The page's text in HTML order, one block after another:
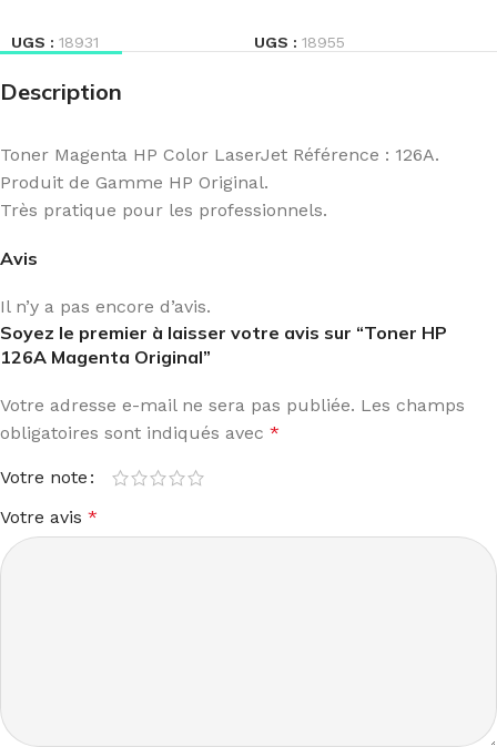
UGS : 18931 UGS : 18955
Description
Toner Magenta HP Color LaserJet Référence : 126A.
Produit de Gamme HP Original.
Très pratique pour les professionnels.
Avis
Il n’y a pas encore d’avis.
Soyez le premier à laisser votre avis sur “Toner HP
126A Magenta Original”
Votre adresse e-mail ne sera pas publiée. Les champs
obligatoires sont indiqués avec *
Votre note
Votre avis *